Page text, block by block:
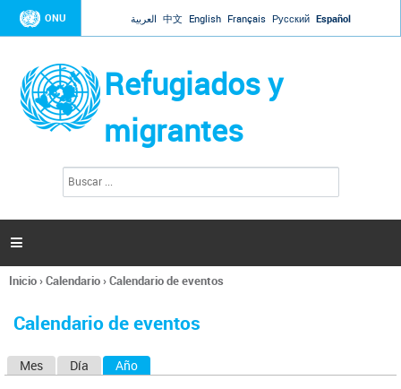
Jump to navigation
ONU العربية 中文 English Français Русский Español
Refugiados y
migrantes
l
s

Se
usted
Inicio›Calendario›Calendario de eventos
Calendario de eventos
Mes Día Año